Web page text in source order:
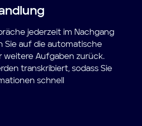
jederzeit im Nachgang
Sie auf die automatische
weitere Aufgaben zurück.
transkribiert, sodass Sie
schnell